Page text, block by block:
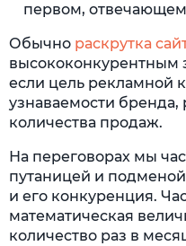
первом, отвечающем
Обычно раскрутка
высококонкурентным
если цель рекламной
узнаваемости бренда,
количества продаж.
На переговорах мы
путаницей и подменой
и его конкуренция.
математическая
количество раз в